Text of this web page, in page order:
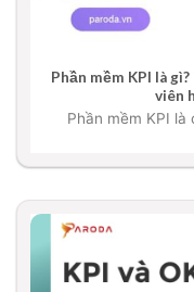
Phần mềm KPI là
viên
Phần mềm KPI